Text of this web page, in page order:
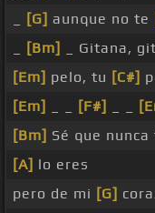
[G] aunque no te
[Bm] _ Gitana,
[Em] pelo, tu [C#]
[Em]
[F#]
[Bm] Sé que
[A] lo eres
pero de mi [G]